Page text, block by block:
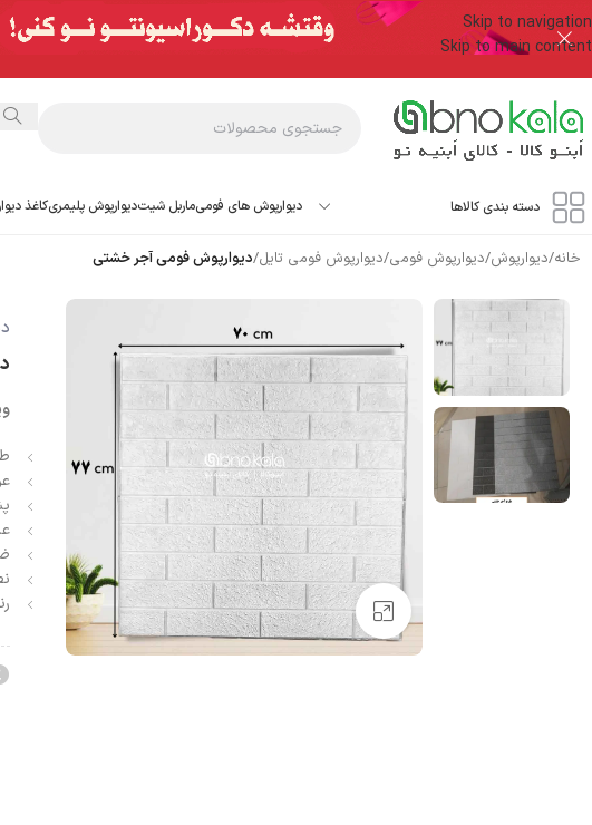
Skip to navigation
Skip to main content
دسته بندی کالاها دیوارپوش های فومیماربل شیتدیوارپوش پلیمریکاغذ
خانه/دیوارپوش/دیوارپوش فومی/دیوارپوش فومی تایل/دیوارپوش فومی آجر خشتی
بزرگنمایی تصویر